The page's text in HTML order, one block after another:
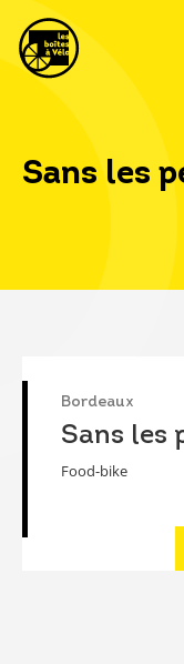
Sans les
Bordeaux
Sans les
Food-bike